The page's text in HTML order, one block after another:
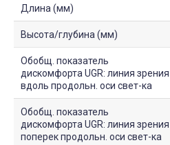
Длина (мм)
Высота/глубина (мм)
Обобщ. показатель
дискомфорта UGR: линия зрения
вдоль продольн. оси свет-ка
Обобщ. показатель
дискомфорта UGR: линия зрения
поперек продольн. оси свет-ка